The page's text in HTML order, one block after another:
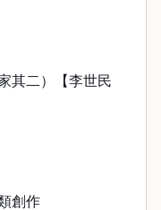
其二）【李世民
創作